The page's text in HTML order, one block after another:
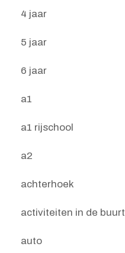
4 jaar
5 jaar
6 jaar
a1
a1 rijschool
a2
achterhoek
activiteiten in de buurt
auto